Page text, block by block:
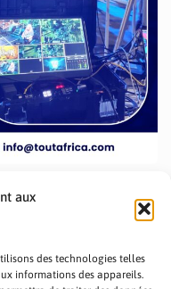
aux
des technologies telles
informations des appareils.